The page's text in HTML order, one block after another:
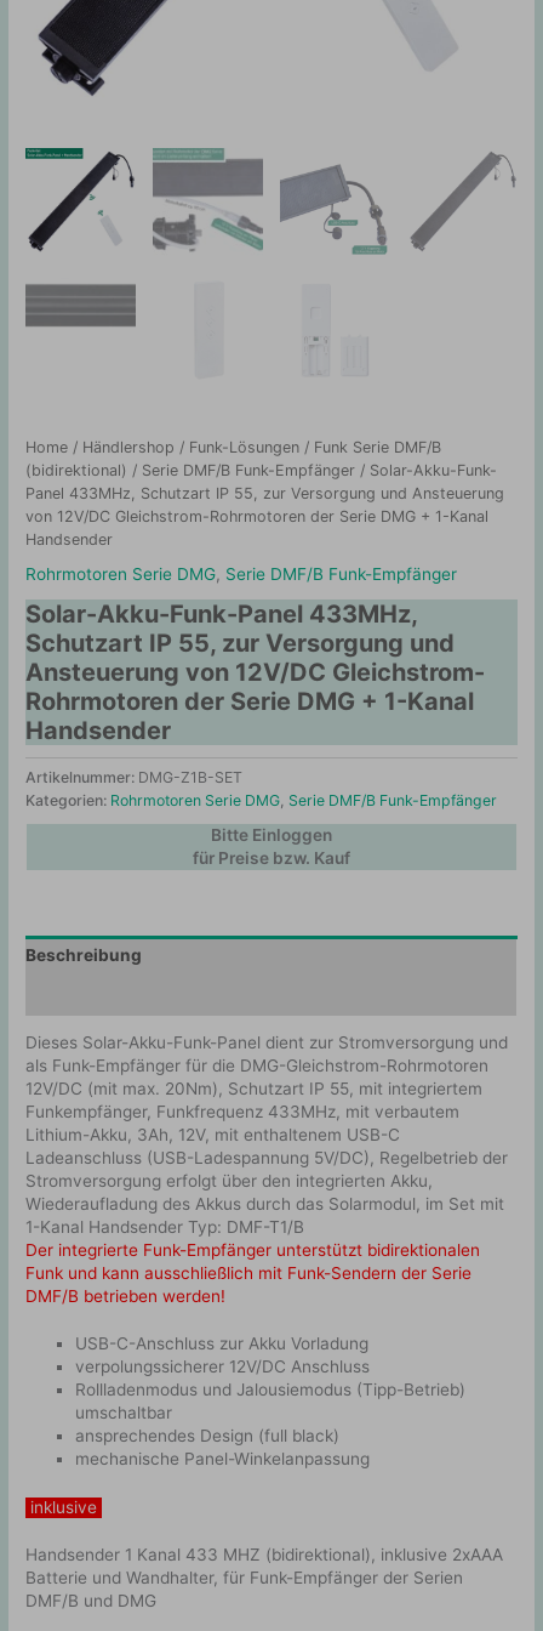
Home / Händlershop / Funk-Lösungen / Funk Serie DMF/B
(bidirektional) / Serie DMF/B Funk-Empfänger / Solar-Akku-Funk-
Panel 433MHz, Schutzart IP 55, zur Versorgung und Ansteuerung
von 12V/DC Gleichstrom-Rohrmotoren der Serie DMG + 1-Kanal
Handsender
Rohrmotoren Serie DMG Serie DMF/B Funk-Empfänger
Solar-Akku-Funk-Panel 433MHz,
Schutzart IP 55, zur Versorgung und
Ansteuerung von 12V/DC Gleichstrom-
Rohrmotoren der Serie DMG + 1-Kanal
Handsender
Artikelnummer: DMG-Z1B-SET
Kategorien: Rohrmotoren Serie DMG Serie DMF/B Funk-Empfänger
Bitte Einloggen
für Preise bzw. Kauf
Beschreibung
Dieses Solar-Akku-Funk-Panel dient zur Stromversorgung und
als Funk-Empfänger für die DMG-Gleichstrom-Rohrmotoren
12V/DC (mit max. 20Nm), Schutzart IP 55, mit integriertem
Funkempfänger, Funkfrequenz 433MHz, mit verbautem
Lithium-Akku, 3Ah, 12V, mit enthaltenem USB-C
Ladeanschluss (USB-Ladespannung 5V/DC), Regelbetrieb der
Stromversorgung erfolgt über den integrierten Akku,
Wiederaufladung des Akkus durch das Solarmodul, im Set mit
1-Kanal Handsender Typ: DMF-T1/B
Der integrierte Funk-Empfänger unterstützt bidirektionalen
Funk und kann ausschließlich mit Funk-Sendern der Serie
DMF/B betrieben werden!
USB-C-Anschluss zur Akku Vorladung
verpolungssicherer 12V/DC Anschluss
Rollladenmodus und Jalousiemodus (Tipp-Betrieb)
umschaltbar
ansprechendes Design (full black)
mechanische Panel-Winkelanpassung
inklusive
Handsender 1 Kanal 433 MHZ (bidirektional), inklusive 2xAAA
Batterie und Wandhalter, für Funk-Empfänger der Serien
DMF/B und DMG